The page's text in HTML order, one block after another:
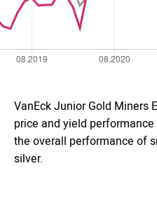
VanEck Junior Gold Miners
price and yield
the overall performance of
silver.